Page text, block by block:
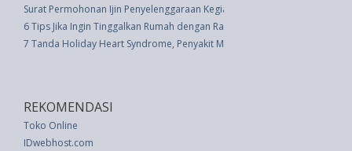
Surat Permohonan Ijin Penyelenggaraan Kegiatan
6 Tips Jika Ingin Tinggalkan Rumah dengan Rapi dan Pikiran Tenang
7 Tanda Holiday Heart Syndrome, Penyakit Mematikan Saat Liburan
REKOMENDASI
Toko Online
IDwebhost.com